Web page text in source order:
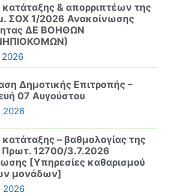
κατάταξης & απορριπτέων της
ΣΟΧ 1/2026 Ανακοίνωσης
ΔΕ ΒΟΗΘΩΝ
2026
Δημοτικής Επιτροπής –
07 Αυγούστου
2026
κατάταξης – βαθμολογίας της
Πρωτ. 12700/3.7.2026
[Υπηρεσίες καθαρισμού
μονάδων]
2026